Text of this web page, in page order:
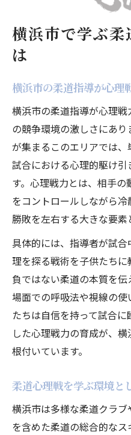
横浜市で学ぶ柔
は
横浜市の柔道指導が心理
横浜市の柔道指導が心理
の競争環境の激しさにあ
が集まるこのエリアでは、
試合における心理的駆け
す。心理戦力とは、相手
をコントロールしながら
勝敗を左右する大きな要素
具体的には、指導者が試
理を探る戦術を子供たち
負ではない柔道の本質を
場面での呼吸法や視線の
たちは自信を持って試合
した心理戦力の育成が、
根付いています。
柔道心理戦を学ぶ環境と
横浜市は多様な柔道クラ
を含めた柔道の総合的な